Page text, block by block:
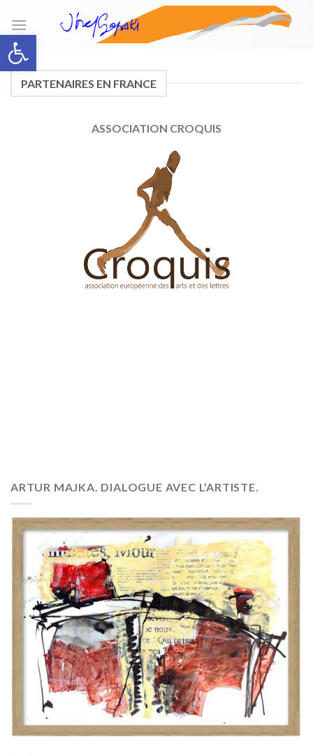
Open toolbar
content
PARTENAIRES EN FRANCE
ASSOCIATION CROQUIS
ARTUR MAJKA. DIALOGUE AVEC L’ARTISTE.